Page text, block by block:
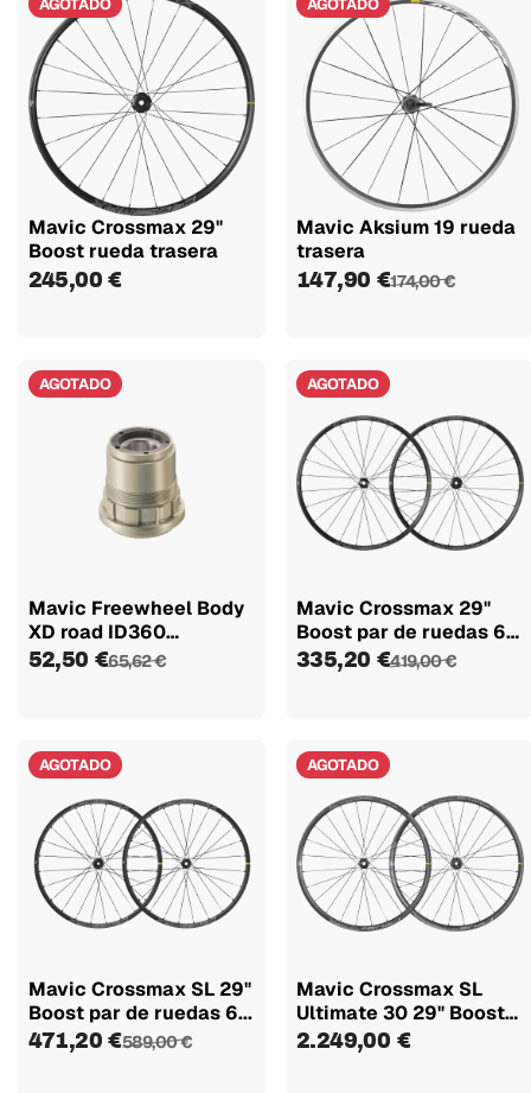
Mavic Crossmax 29"
Boost rueda trasera
245,00 €
Mavic Aksium 19 rueda
trasera
147,90 €174,00 €
AGOTADO
Mavic Freewheel Body
XD road ID360
V2580101
52,50 €65,62 €
AGOTADO
Mavic Crossmax 29"
Boost par de ruedas 6
tornillos
335,20 €419,00 €
AGOTADO
Mavic Crossmax SL 29"
Boost par de ruedas 6...
471,20 €589,00 €
AGOTADO
Mavic Crossmax SL
Ultimate 30 29" Boost
par de...
2.249,00 €